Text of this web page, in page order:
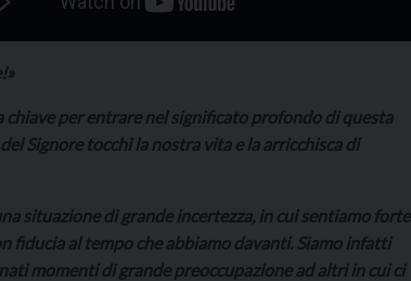
per entrare nel significato profondo di questa
Signore tocchi la nostra vita e la arricchisca di
situazione di grande incertezza, in cui sentiamo forte
fiducia al tempo che abbiamo davanti. Siamo infatti
momenti di grande preoccupazione ad altri in cui ci